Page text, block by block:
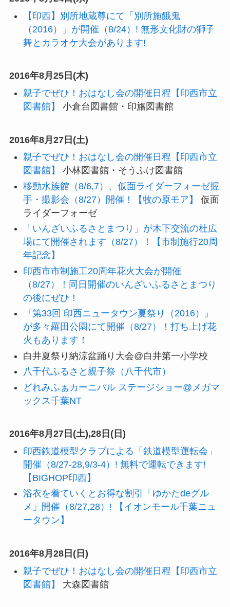
【印西】別所地蔵尊にて「別所施餓鬼
（2016）」が開催（8/24）! 無形文化財の獅子
舞とカラオケ大会があります!
2016年8月25日(木)
親子でぜひ！おはなし会の開催日程【印西市立
図書館】
小倉台図書館・印旛図書館
2016年8月27日(土)
親子でぜひ！おはなし会の開催日程【印西市立
図書館】
小林図書館・そうふけ図書館
移動水族館（8/6,7）、仮面ライダーフォーゼ握
手・撮影会（8/27）開催！【牧の原モア】
仮面
ライダーフォーゼ
「いんざいふるさとまつり」が木下交流の杜広
場にて開催されます（8/27）！【市制施行20周
年記念】
印西市市制施工20周年花火大会が開催
（8/27）！同日開催のいんざいふるさとまつり
の後にぜひ！
『第33回 印西ニュータウン夏祭り（2016）』
が多々羅田公園にて開催（8/27）！打ち上げ花
火もあります！
白井夏祭り納涼盆踊り大会@白井第一小学校
八千代ふるさと親子祭（八千代市）
どれみふぁカーニバル ステージショー@メガマ
ックス千葉NT
2016年8月27日(土),28日(日)
印西鉄道模型クラブによる「鉄道模型運転会」
開催（8/27-28,9/3-4）! 無料で運転できます!
【BIGHOP印西】
浴衣を着ていくとお得な割引「ゆかたdeグル
メ」開催（8/27,28）! 【イオンモール千葉ニュ
ータウン】
2016年8月28日(日)
親子でぜひ！おはなし会の開催日程【印西市立
図書館】
大森図書館